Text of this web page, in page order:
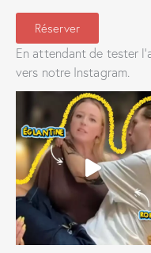
Réserver
En attendant de tester
vers notre Instagram.